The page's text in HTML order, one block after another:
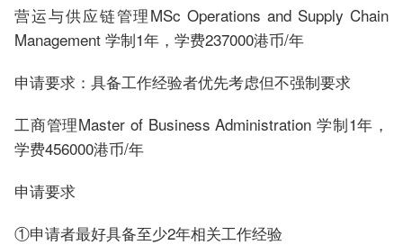
营运与供应链管理MSc Operations and Supply Chain
Management 学制1年，学费237000港币/年
申请要求：具备工作经验者优先考虑但不强制要求
工商管理Master of Business Administration 学制1年，
学费456000港币/年
申请要求
①申请者最好具备至少2年相关工作经验